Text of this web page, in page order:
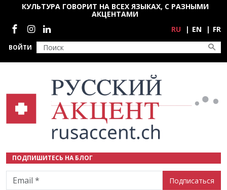
Перейти к основному содержанию
ВОЙТИ
КУЛЬТУРА ГОВОРИТ НА ВСЕХ ЯЗЫКАХ, С РАЗНЫМИ
АКЦЕНТАМИ
Социальные сети
RU EN FR
ПОДПИШИТЕСЬ НА БЛОГ
Email